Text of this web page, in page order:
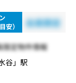
安）
会員限定
限定物件情報
谷」駅